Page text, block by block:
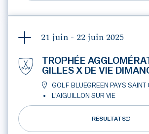
21 juin - 22 juin 2025
TROPHÉE
GILLES X DE VIE
GOLF BLUEGREEN PAYS SAINT
L'AIGUILLON SUR VIE
RÉSULTATS